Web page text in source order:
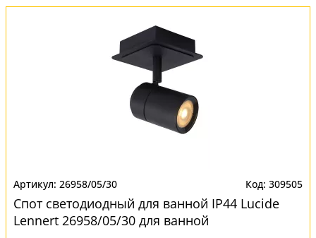
26958/05/30 309505
Спот светодиодный для ванной IP44 Lucide
Lennert 26958/05/30 для ванной